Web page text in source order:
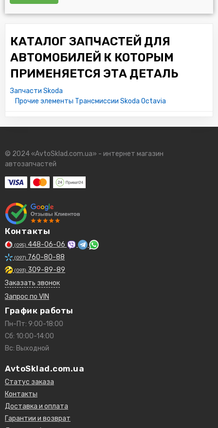
КАТАЛОГ ЗАПЧАСТЕЙ ДЛЯ
АВТОМОБИЛЕЙ К КОТОРЫМ
ПРИМЕНЯЕТСЯ ЭТА ДЕТАЛЬ
Запчасти Skoda
Прочие элементы Трансмиссии Skoda Octavia
© 2024 «AvtoSklad.com.ua» - интернет магазин
автозапчастей
Контакты
(095) 448-06-06
(097) 760-80-88
(093) 309-89-89
Заказать звонок
Запрос по VIN
График работы
Пн-Пт: 9:00-18:00
Сб: 10:00-14:00
Вс: Выходной
AvtoSklad.com.ua
Статус заказа
Контакты
Доставка и оплата
Гарантии и возврат